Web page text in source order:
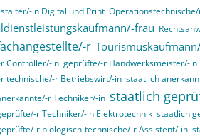
in Digital und Print
frau
r
Controller/-in geprüfte/-r Handwerksmeister/-in
technische/-r Betriebswirt/-in staatlich
r Techniker/-in staatlich
r Techniker/-in Elektrotechnik staatlich
r biologisch-technische/-r Assistent/-in